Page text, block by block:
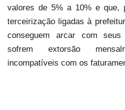
valores de 5% a 10% e que,
terceirização ligadas à
conseguem arcar com seus
sofrem extorsão
incompatíveis com os